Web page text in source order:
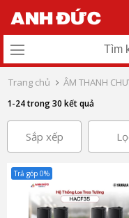
Trang chủ ÂM THANH
1-24 trong 30 kết quả
Sắp xếp
Trả góp 0%